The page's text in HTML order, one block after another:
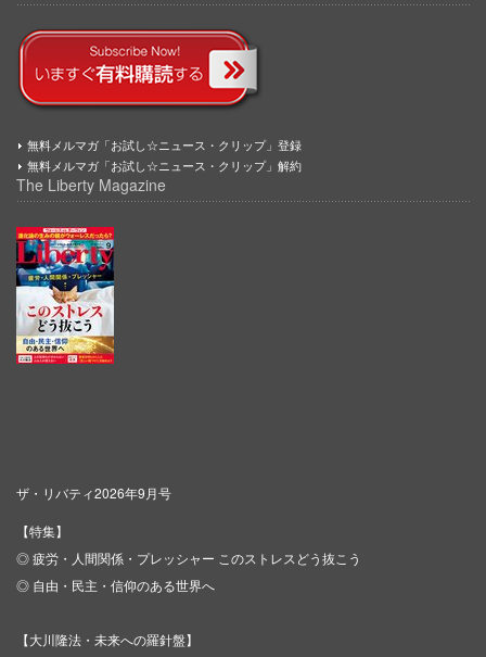
無料メルマガ「お試し☆ニュース・クリップ」登録
無料メルマガ「お試し☆ニュース・クリップ」解約
The Liberty Magazine
ザ・リバティ2026年9月号
【特集】
◎ 疲労・人間関係・プレッシャー このストレスどう抜こう
◎ 自由・民主・信仰のある世界へ
【大川隆法・未来への羅針盤】